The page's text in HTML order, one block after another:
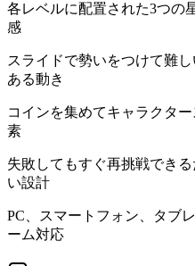
各レベルに配置された3つの
感
スライドで勢いをつけて難
ある動き
コインを集めてキャラクタ
素
失敗してもすぐ再挑戦でき
い設計
PC、スマートフォン、タブ
ーム対応